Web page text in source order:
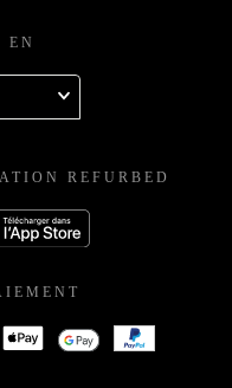
EN
REFURBED